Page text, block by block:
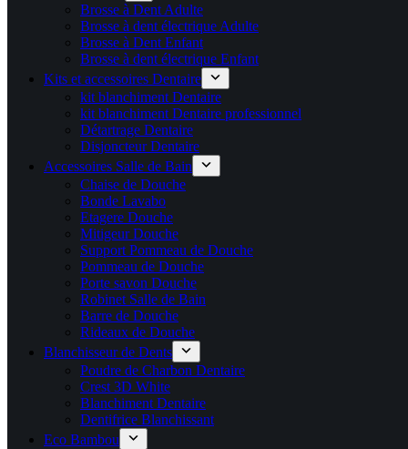
Brosse à Dent Adulte
Brosse à dent électrique Adulte
Brosse à Dent Enfant
Brosse à dent électrique Enfant
Kits et accessoires Dentaire
kit blanchiment Dentaire
kit blanchiment Dentaire professionnel
Détartrage Dentaire
Disjoncteur Dentaire
Accessoires Salle de Bain
Chaise de Douche
Bonde Lavabo
Etagere Douche
Mitigeur Douche
Support Pommeau de Douche
Pommeau de Douche
Porte savon Douche
Robinet Salle de Bain
Barre de Douche
Rideaux de Douche
Blanchisseur de Dents
Poudre de Charbon Dentaire
Crest 3D White
Blanchiment Dentaire
Dentifrice Blanchissant
Eco Bambou